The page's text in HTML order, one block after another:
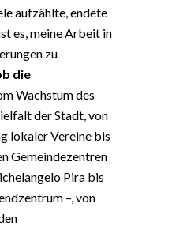
aufzählte, endete
es, meine Arbeit in
zu
die
Wachstum des
der Stadt, von
lokaler Vereine bis
Gemeindezentren
Pira bis
–, von